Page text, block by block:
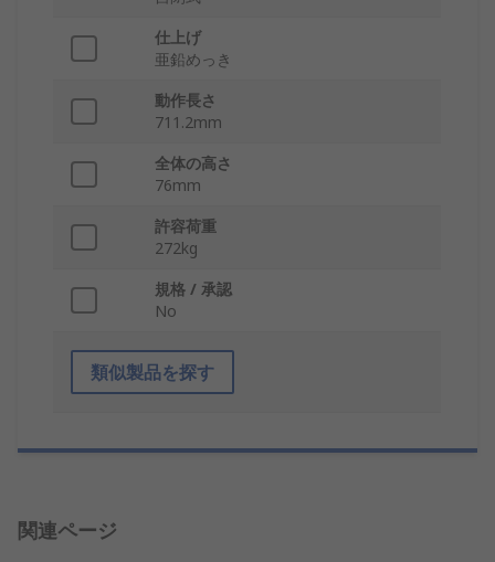
仕上げ
亜鉛めっき
動作長さ
711.2mm
全体の高さ
76mm
許容荷重
272kg
規格 / 承認
No
類似製品を探す
関連ページ